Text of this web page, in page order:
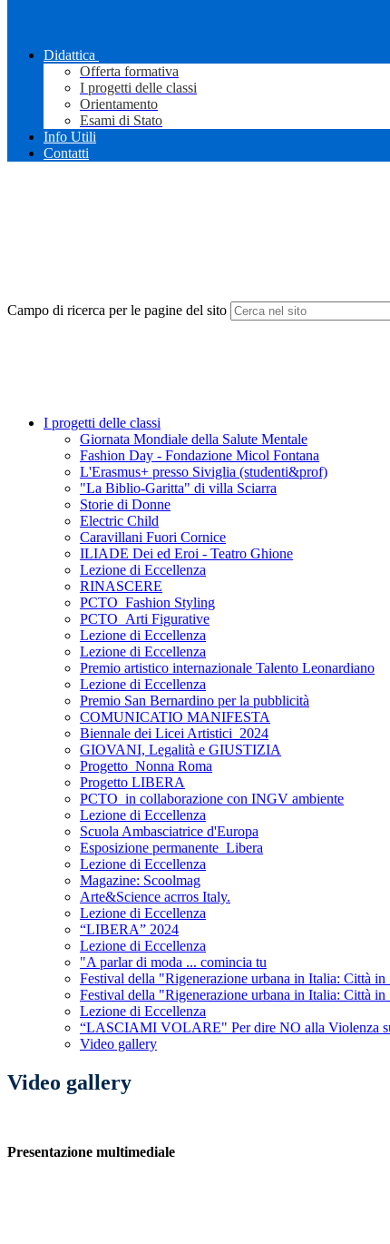
Didattica
Offerta formativa
I progetti delle classi
Orientamento
Esami di Stato
Info Utili
Contatti
Campo di ricerca per le pagine del sito
I progetti delle classi
Giornata Mondiale della Salute Mentale
Fashion Day - Fondazione Micol Fontana
L'Erasmus+ presso Siviglia (studenti&prof)
"La Biblio-Garitta" di villa Sciarra
Storie di Donne
Electric Child
Caravillani Fuori Cornice
ILIADE Dei ed Eroi - Teatro Ghione
Lezione di Eccellenza
RINASCERE
PCTO_Fashion Styling
PCTO_Arti Figurative
Lezione di Eccellenza
Lezione di Eccellenza
Premio artistico internazionale Talento Leonardiano
Lezione di Eccellenza
Premio San Bernardino per la pubblicità
COMUNICATIO MANIFESTA
Biennale dei Licei Artistici_2024
GIOVANI, Legalità e GIUSTIZIA
Progetto_Nonna Roma
Progetto LIBERA
PCTO_in collaborazione con INGV ambiente
Lezione di Eccellenza
Scuola Ambasciatrice d'Europa
Esposizione permanente_Libera
Lezione di Eccellenza
Magazine: Scoolmag
Arte&Science acrros Italy.
Lezione di Eccellenza
“LIBERA” 2024
Lezione di Eccellenza
"A parlar di moda ... comincia tu
Festival della "Rigenerazione urbana in Italia: Città
Festival della "Rigenerazione urbana in Italia: Città
Lezione di Eccellenza
“LASCIAMI VOLARE" Per dire NO alla Violenza
Video gallery
Video gallery
Presentazione multimediale